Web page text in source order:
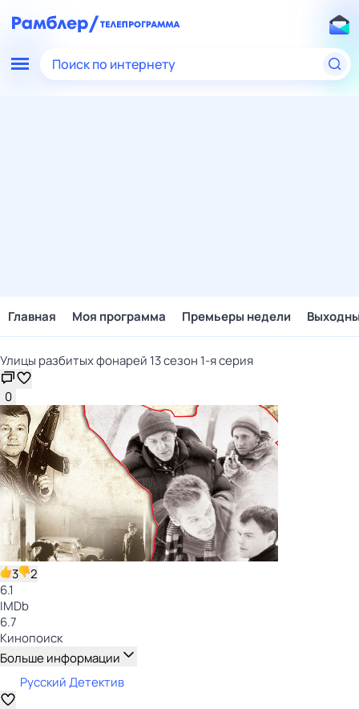
Поиск по интернету
Главная Моя программа Премьеры недели
Улицы разбитых фонарей 13 сезон 1-я серия
0
3
2
6.1
IMDb
6.7
Кинопоиск
Больше информации
Русский Детектив